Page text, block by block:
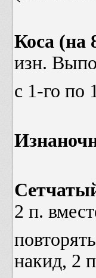
Коса (на
изн.
с 1-го по
2 п.
накид, 2